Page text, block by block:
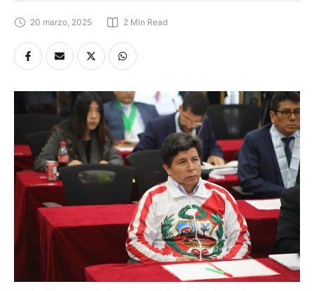
20 marzo, 2025 2 Min Read